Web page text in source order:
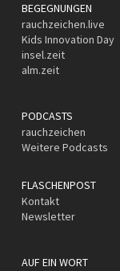
BEGEGNUNGEN
rauchzeichen.live
Kids Innovation Day
insel.zeit
alm.zeit
PODCASTS
rauchzeichen
Weitere Podcasts
FLASCHENPOST
Kontakt
Newsletter
AUF EIN WORT